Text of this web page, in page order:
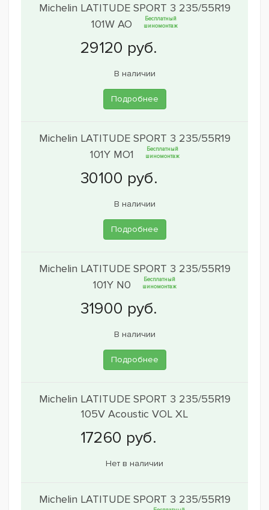
Michelin LATITUDE SPORT 3 235/55R19
101W AO
Бесплатный
шиномонтаж
В наличии
Подробнее
Michelin LATITUDE SPORT 3 235/55R19
101Y MO1
Бесплатный
шиномонтаж
В наличии
Подробнее
Michelin LATITUDE SPORT 3 235/55R19
101Y N0
Бесплатный
шиномонтаж
В наличии
Подробнее
Michelin LATITUDE SPORT 3 235/55R19
105V Acoustic VOL XL
Нет в наличии
Michelin LATITUDE SPORT 3 235/55R19